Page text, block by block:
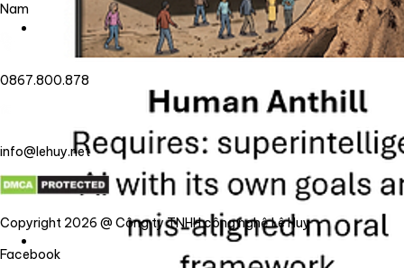
Nam
0867.800.878
info@lehuy.net
Copyright 2026 @ Công ty TNHH công nghệ Lê Huy
Facebook